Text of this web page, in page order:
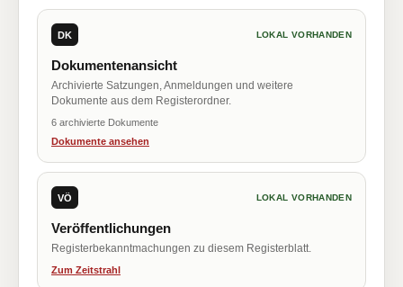
DK LOKAL VORHANDEN
Dokumentenansicht
Archivierte Satzungen, Anmeldungen und weitere
Dokumente aus dem Registerordner.
6 archivierte Dokumente
Dokumente ansehen
VÖ LOKAL VORHANDEN
Veröffentlichungen
Registerbekanntmachungen zu diesem Registerblatt.
Zum Zeitstrahl